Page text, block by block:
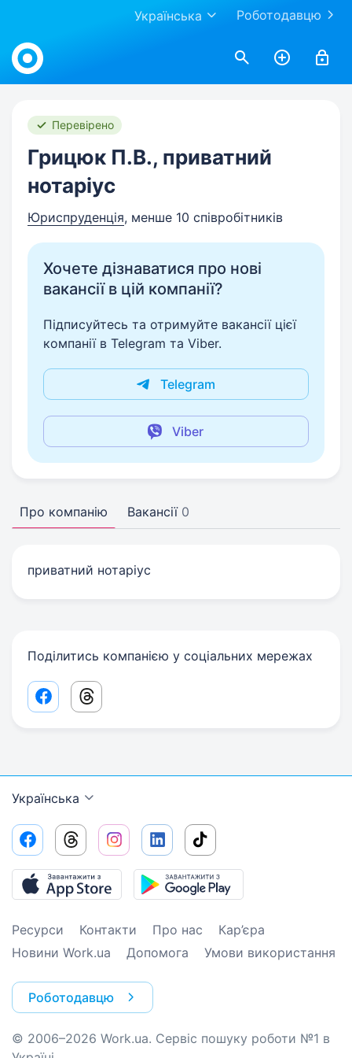
Роботодавцю
Українська
Work.ua
Перевірено
Грицюк П.В., приватний
нотаріус
Юриспруденція, менше 10 співробітників
Хочете дізнаватися про нові
вакансії в цій компанії?
Підписуйтесь та отримуйте вакансії цієї
компанії в Telegram та Viber.
Telegram
Viber
Про компанію Вакансії 0
приватний нотаріус
Поділитись компанією у соціальних мережах
Facebook share link
Threads share link
Українська
Ресурси Контакти Про нас
Кар’єра
Новини Work.ua
Допомога Умови використання
Роботодавцю
© 2006–2026 Work.ua. Сервіс пошуку роботи №1 в